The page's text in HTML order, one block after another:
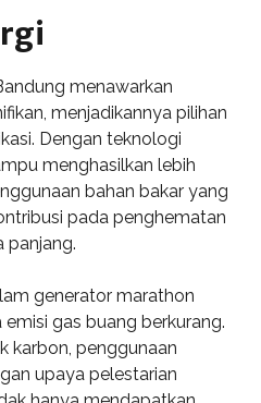
menawarkan
menjadikannya pilihan
Dengan teknologi
menghasilkan lebih
bahan bakar yang
pada penghematan
panjang.
generator marathon
gas buang berkurang.
karbon, penggunaan
upaya pelestarian